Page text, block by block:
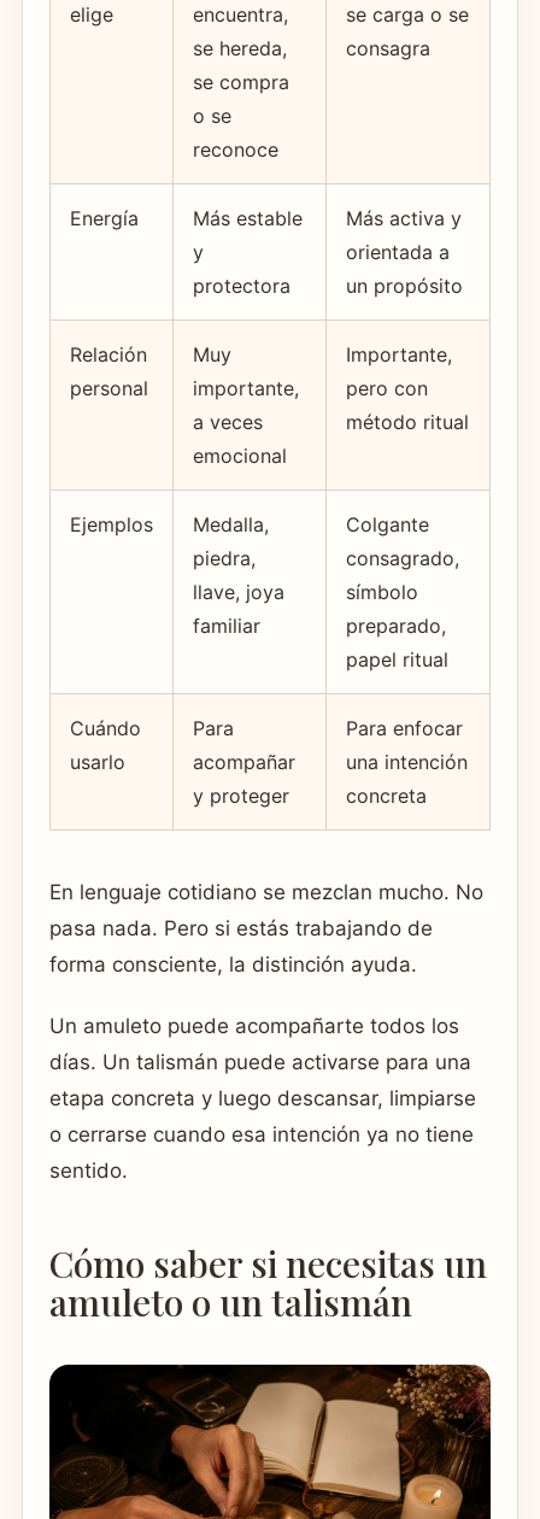
elige
encuentra,
se hereda,
se compra
o se
reconoce
se carga o se
consagra
Energía
Más estable
y
protectora
Más activa y
orientada a
un propósito
Relación
personal
Muy
importante,
a veces
emocional
Importante,
pero con
método ritual
Ejemplos
Medalla,
piedra,
llave, joya
familiar
Colgante
consagrado,
símbolo
preparado,
papel ritual
Cuándo
usarlo
Para
acompañar
y proteger
Para enfocar
una intención
concreta
En lenguaje cotidiano se mezclan mucho. No
pasa nada. Pero si estás trabajando de
forma consciente, la distinción ayuda.
Un amuleto puede acompañarte todos los
días. Un talismán puede activarse para una
etapa concreta y luego descansar, limpiarse
o cerrarse cuando esa intención ya no tiene
sentido.
Cómo saber si necesitas un
amuleto o un talismán